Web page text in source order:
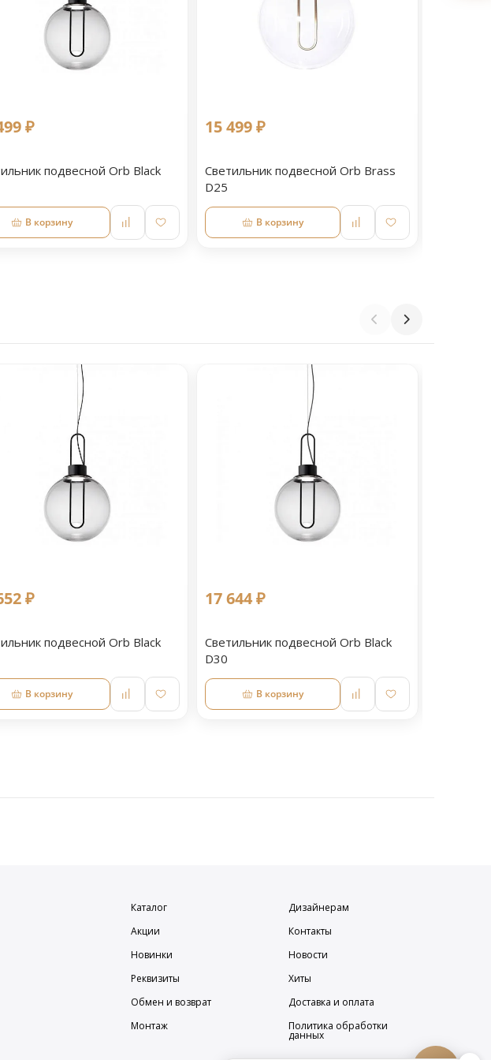
₽
подвесной Orb Black
В корзину
15 499 ₽
Светильник подвесной Orb Brass
D25
В корзину
₽
подвесной Orb Black
В корзину
17 644 ₽
Светильник подвесной Orb Black
D30
В корзину
Каталог
Дизайнерам
Акции
Контакты
Новинки
Новости
Реквизиты
Хиты
Обмен и возврат
Доставка и оплата
Монтаж
Политика обработки
данных